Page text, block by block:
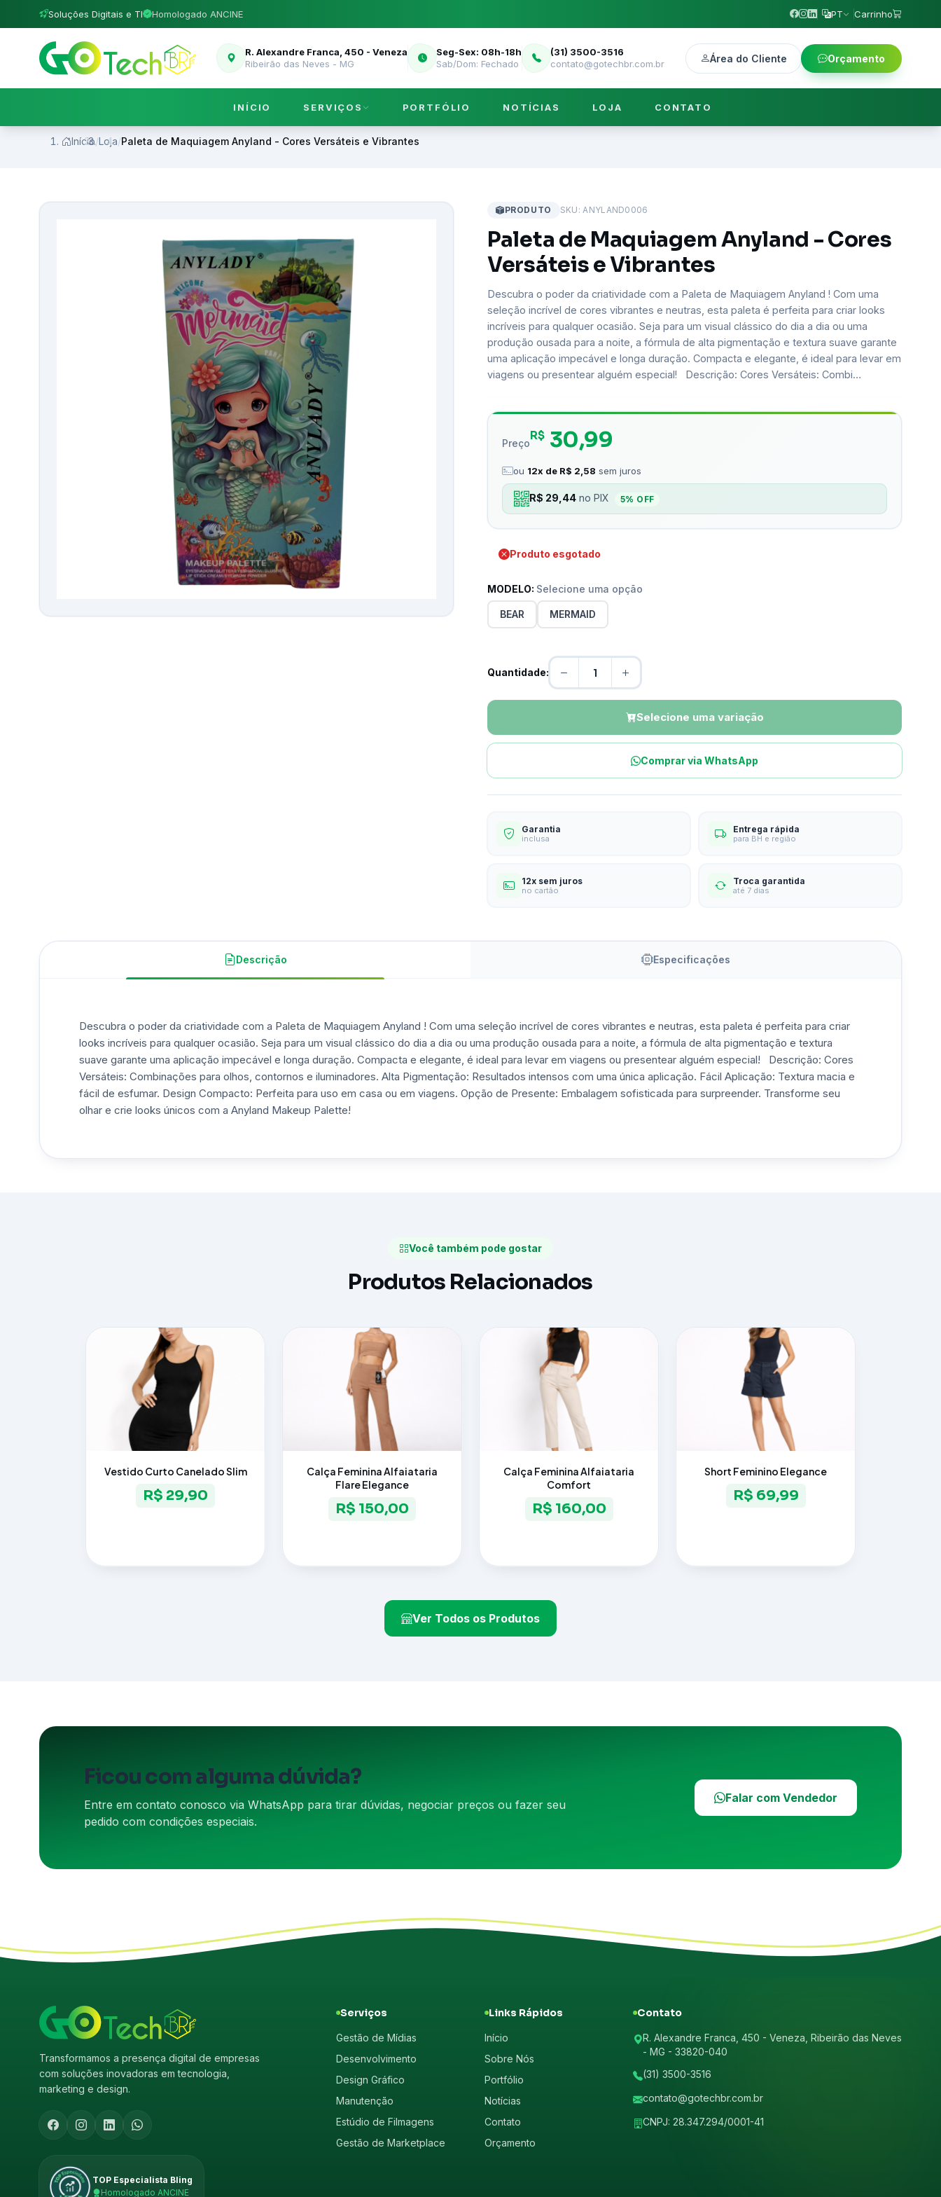
Soluções Digitais e TI Homologado ANCINE PT Carrinho
R. Alexandre Franca, 450 - Veneza
Ribeirão das Neves - MG
Seg-Sex: 08h-18h
Sab/Dom: Fechado
(31) 3500-3516
contato@gotechbr.com.br
Área do Cliente Orçamento
INÍCIO SERVIÇOS PORTFÓLIO NOTÍCIAS LOJA CONTATO
Início/Loja/Paleta de Maquiagem Anyland - Cores Versáteis e Vibrantes
PRODUTO SKU: ANYLAND0006
Paleta de Maquiagem Anyland - Cores
Versáteis e Vibrantes
Descubra o poder da criatividade com a Paleta de Maquiagem Anyland ! Com uma
seleção incrível de cores vibrantes e neutras, esta paleta é perfeita para criar looks
incríveis para qualquer ocasião. Seja para um visual clássico do dia a dia ou uma
produção ousada para a noite, a fórmula de alta pigmentação e textura suave garante
uma aplicação impecável e longa duração. Compacta e elegante, é ideal para levar em
viagens ou presentear alguém especial! Descrição: Cores Versáteis: Combi…
Preço
R$ 30,99
ou 12x de R$ 2,58 sem juros
R$ 29,44 no PIX 5% OFF
Produto esgotado
MODELO: Selecione uma opção
BEAR MERMAID
Quantidade:
Selecione uma variação
Comprar via WhatsApp
Garantia
inclusa
Entrega rápida
para BH e região
12x sem juros
no cartão
Troca garantida
até 7 dias
Descrição Especificações
Descubra o poder da criatividade com a Paleta de Maquiagem Anyland ! Com uma seleção incrível de cores vibrantes e neutras, esta paleta é perfeita para criar
looks incríveis para qualquer ocasião. Seja para um visual clássico do dia a dia ou uma produção ousada para a noite, a fórmula de alta pigmentação e textura
suave garante uma aplicação impecável e longa duração. Compacta e elegante, é ideal para levar em viagens ou presentear alguém especial! Descrição: Cores
Versáteis: Combinações para olhos, contornos e iluminadores. Alta Pigmentação: Resultados intensos com uma única aplicação. Fácil Aplicação: Textura macia e
fácil de esfumar. Design Compacto: Perfeita para uso em casa ou em viagens. Opção de Presente: Embalagem sofisticada para surpreender. Transforme seu
olhar e crie looks únicos com a Anyland Makeup Palette!
Você também pode gostar
Produtos Relacionados
Vestido Curto Canelado Slim
R$ 29,90
Calça Feminina Alfaiataria
Flare Elegance
R$ 150,00
Calça Feminina Alfaiataria
Comfort
R$ 160,00
Short Feminino Elegance
R$ 69,99
Ver Todos os Produtos
Ficou com alguma dúvida?
Entre em contato conosco via WhatsApp para tirar dúvidas, negociar preços ou fazer seu
pedido com condições especiais.
Falar com Vendedor
Transformamos a presença digital de empresas
com soluções inovadoras em tecnologia,
marketing e design.
TOP Especialista Bling
Homologado ANCINE
Serviços
Gestão de Mídias
Desenvolvimento
Design Gráfico
Manutenção
Estúdio de Filmagens
Gestão de Marketplace
Links Rápidos
Início
Sobre Nós
Portfólio
Notícias
Contato
Orçamento
Contato
R. Alexandre Franca, 450 - Veneza, Ribeirão das Neves
- MG - 33820-040
(31) 3500-3516
contato@gotechbr.com.br
CNPJ: 28.347.294/0001-41